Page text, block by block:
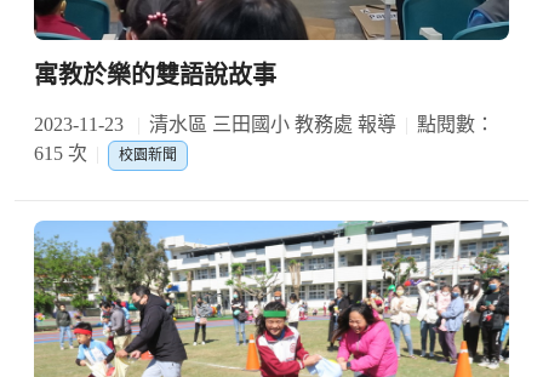
寓教於樂的雙語說故事
2023-11-23 清水區 三田國小 教務處 報導
點閱數：
615 次
校園新聞